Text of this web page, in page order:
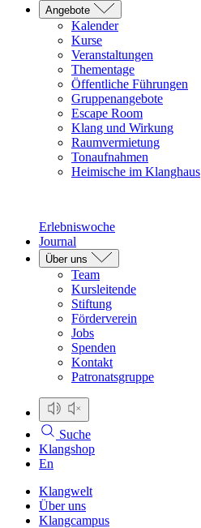
Angebote
Kalender
Kurse
Veranstaltungen
Thementage
Öffentliche Führungen
Gruppenangebote
Escape Room
Klang und Wirkung
Raumvermietung
Tonaufnahmen
Heimische im Klanghaus
Erlebniswoche
Journal
Über uns
Team
Kursleitende
Stiftung
Förderverein
Jobs
Spenden
Kontakt
Patronatsgruppe
Suche
Klangshop
En
Klangwelt
Über uns
Klangcampus